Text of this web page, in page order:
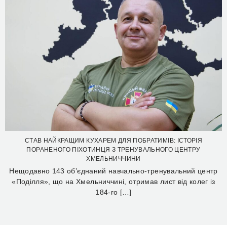
СТАВ НАЙКРАЩИМ КУХАРЕМ ДЛЯ ПОБРАТИМІВ: ІСТОРІЯ
ПОРАНЕНОГО ПІХОТИНЦЯ З ТРЕНУВАЛЬНОГО ЦЕНТРУ
ХМЕЛЬНИЧЧИНИ
Нещодавно 143 об’єднаний навчально-тренувальний центр
«Поділля», що на Хмельниччині, отримав лист від колег із
184-го […]